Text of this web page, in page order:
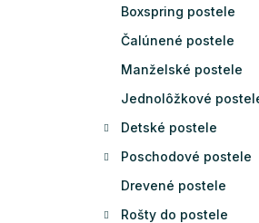
Boxspring postele
Čalúnené postele
Manželské postele
Jednolôžkové
Detské postele
Poschodové postele
Drevené postele
Rošty do postele